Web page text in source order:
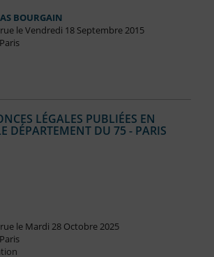
BOURGAIN
le Vendredi 18 Septembre 2015
LÉGALES PUBLIÉES EN
DÉPARTEMENT DU 75 - PARIS
le Mardi 28 Octobre 2025